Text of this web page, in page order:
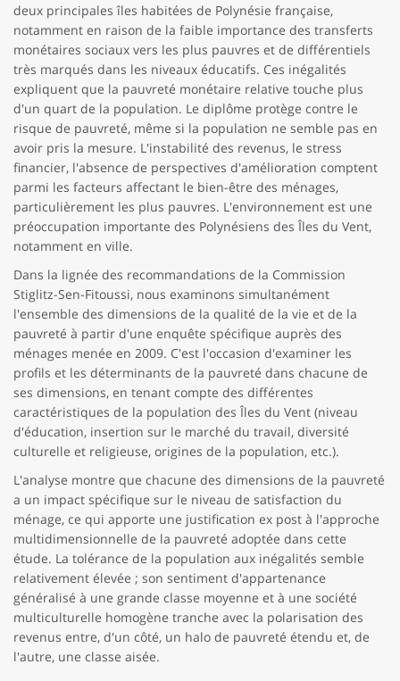
deux principales îles habitées de Polynésie française,
notamment en raison de la faible importance des transferts
monétaires sociaux vers les plus pauvres et de différentiels
très marqués dans les niveaux éducatifs. Ces inégalités
expliquent que la pauvreté monétaire relative touche plus
d'un quart de la population. Le diplôme protège contre le
risque de pauvreté, même si la population ne semble pas en
avoir pris la mesure. L'instabilité des revenus, le stress
financier, l'absence de perspectives d'amélioration comptent
parmi les facteurs affectant le bien-être des ménages,
particulièrement les plus pauvres. L'environnement est une
préoccupation importante des Polynésiens des Îles du Vent,
notamment en ville.
Dans la lignée des recommandations de la Commission
Stiglitz-Sen-Fitoussi, nous examinons simultanément
l'ensemble des dimensions de la qualité de la vie et de la
pauvreté à partir d'une enquête spécifique auprès des
ménages menée en 2009. C'est l'occasion d'examiner les
profils et les déterminants de la pauvreté dans chacune de
ses dimensions, en tenant compte des différentes
caractéristiques de la population des Îles du Vent (niveau
d'éducation, insertion sur le marché du travail, diversité
culturelle et religieuse, origines de la population, etc.).
L'analyse montre que chacune des dimensions de la pauvreté
a un impact spécifique sur le niveau de satisfaction du
ménage, ce qui apporte une justification ex post à l'approche
multidimensionnelle de la pauvreté adoptée dans cette
étude. La tolérance de la population aux inégalités semble
relativement élevée ; son sentiment d'appartenance
généralisé à une grande classe moyenne et à une société
multiculturelle homogène tranche avec la polarisation des
revenus entre, d'un côté, un halo de pauvreté étendu et, de
l'autre, une classe aisée.